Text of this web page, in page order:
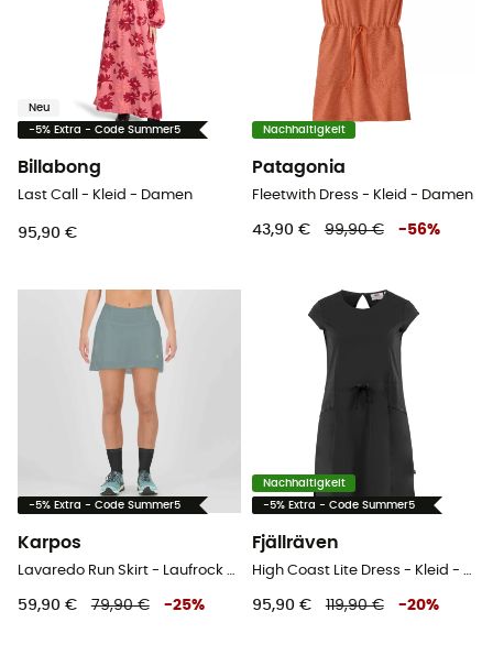
Neu
-5% Extra - Code Summer5
Billabong
Last Call - Kleid - Damen
95,90 €
Nachhaltigkeit
Patagonia
Fleetwith Dress - Kleid - Damen
43,90 € 99,90 € -56%
-5% Extra - Code Summer5
Karpos
59,90 € 79,90 € -25%
Nachhaltigkeit
-5% Extra - Code Summer5
Fjällräven
95,90 € 119,90 € -20%